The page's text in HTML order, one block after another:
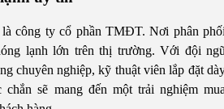
công ty cổ phần TMĐT. Nơi phân
lạnh lớn trên thị trường. Với đội
chuyên nghiệp, kỹ thuật viên lắp đặt
chắn sẽ mang đến một trải nghiệm